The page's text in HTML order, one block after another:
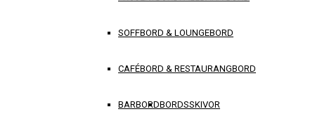
SOFFBORD & LOUNGEBORD
CAFÉBORD & RESTAURANGBORD
BARBORDBORDSSKIVOR